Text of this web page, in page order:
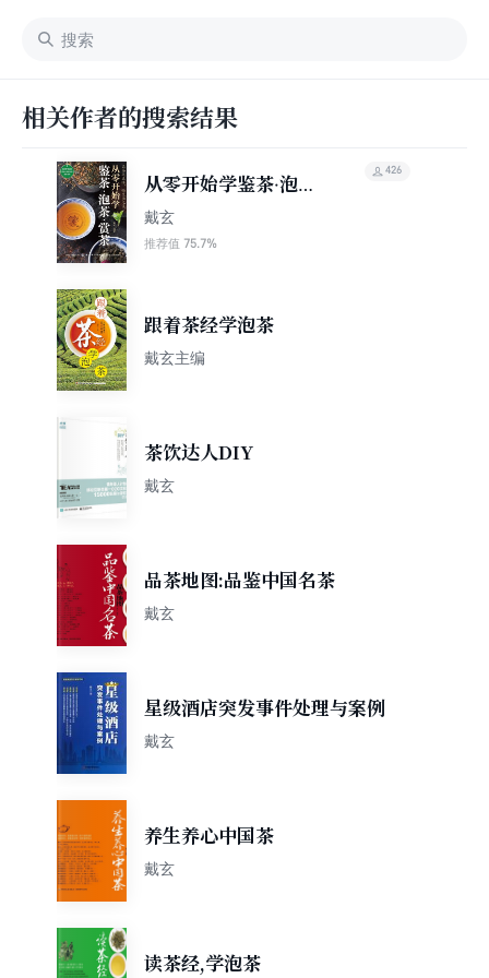
相关作者的搜索结果
从零开始学鉴茶·泡茶·
赏茶
戴玄
推荐值 75.7%
426
跟着茶经学泡茶
戴玄主编
茶饮达人DIY
戴玄
品茶地图:品鉴中国名茶
戴玄
星级酒店突发事件处理与案例
戴玄
养生养心中国茶
戴玄
读茶经,学泡茶